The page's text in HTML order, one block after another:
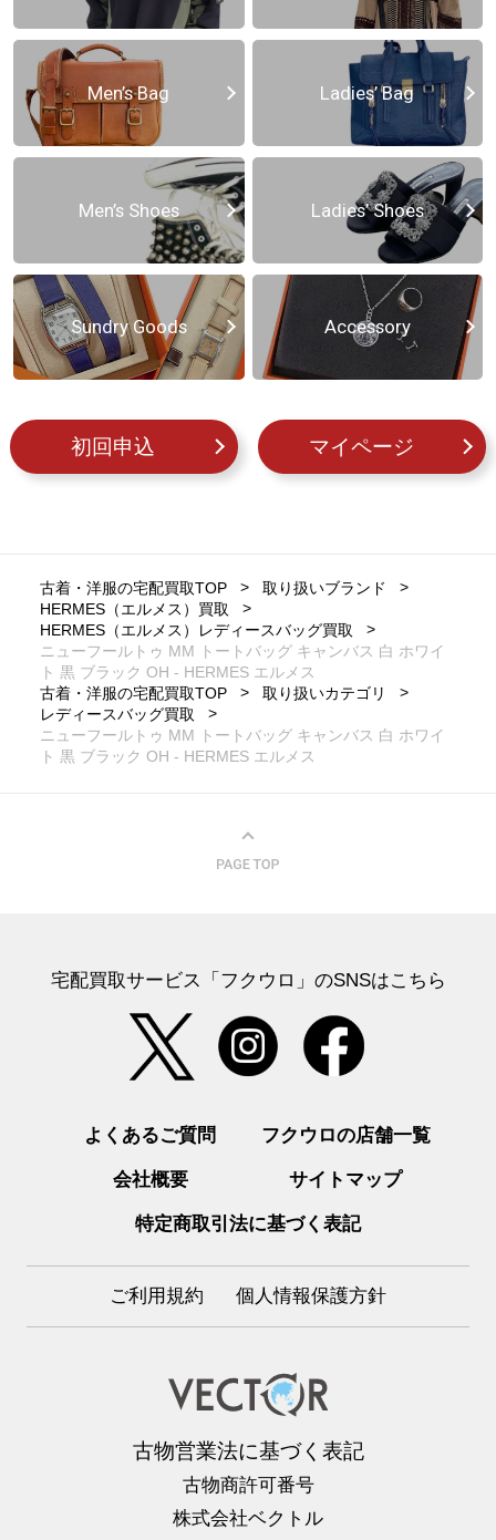
Men’s Bag Ladies’ Bag
Men’s Shoes Ladies’ Shoes
Sundry Goods Accessory
初回申込 マイページ
古着・洋服の宅配買取TOP
取り扱いブランド
HERMES（エルメス）買取
HERMES（エルメス）レディースバッグ買取
ニューフールトゥ MM トートバッグ キャンバス 白 ホワイ
ト 黒 ブラック OH - HERMES エルメス
古着・洋服の宅配買取TOP
取り扱いカテゴリ
レディースバッグ買取
ニューフールトゥ MM トートバッグ キャンバス 白 ホワイ
ト 黒 ブラック OH - HERMES エルメス
宅配買取サービス「フクウロ」のSNSはこちら
よくあるご質問 フクウロの店舗一覧
会社概要 サイトマップ
特定商取引法に基づく表記
ご利用規約 個人情報保護方針
古物営業法に基づく表記
古物商許可番号
株式会社ベクトル